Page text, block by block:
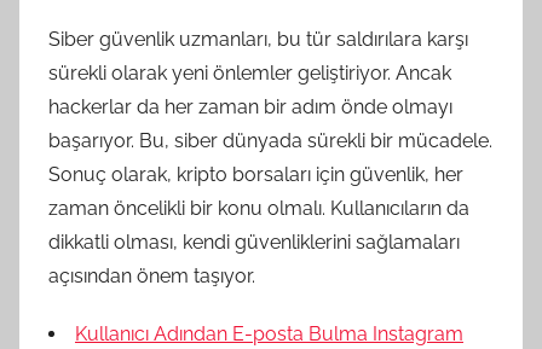
Siber güvenlik uzmanları, bu tür saldırılara karşı
sürekli olarak yeni önlemler geliştiriyor. Ancak
hackerlar da her zaman bir adım önde olmayı
başarıyor. Bu, siber dünyada sürekli bir mücadele.
Sonuç olarak, kripto borsaları için güvenlik, her
zaman öncelikli bir konu olmalı. Kullanıcıların da
dikkatli olması, kendi güvenliklerini sağlamaları
açısından önem taşıyor.
Kullanıcı Adından E-posta Bulma Instagram